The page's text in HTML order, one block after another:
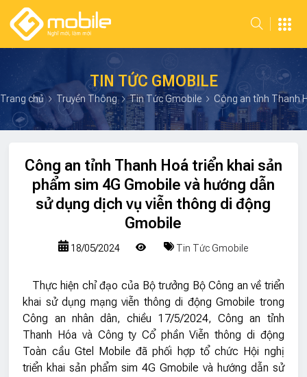
TIN TỨC GMOBILE
Trang chủ Truyền Thông Tin Tức Gmobile Công an tỉnh Thanh
Công an tỉnh Thanh Hoá triển khai sản
phẩm sim 4G Gmobile và hướng dẫn
sử dụng dịch vụ viễn thông di động
Gmobile
18/05/2024 Tin Tức Gmobile
Thực hiện chỉ đạo của Bộ trưởng Bộ Công an về triển
khai sử dụng mạng viễn thông di động Gmobile trong
Công an nhân dân, chiều 17/5/2024, Công an tỉnh
Thanh Hóa và Công ty Cổ phần Viễn thông di động
Toàn cầu Gtel Mobile đã phối hợp tổ chức Hội nghị
triển khai sản phẩm sim 4G Gmobile và hướng dẫn sử